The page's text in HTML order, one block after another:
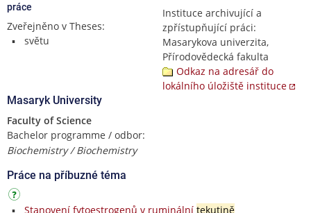
práce
Zveřejněno v Theses:
světu
Instituce archivující a
zpřístupňující práci:
Masarykova univerzita,
Přírodovědecká fakulta
Odkaz na adresář do
lokálního úložiště instituce
Masaryk University
Faculty of Science
Bachelor programme / odbor:
Biochemistry / Biochemistry
Práce na příbuzné téma
Stanovení fytoestrogenů v ruminální tekutině